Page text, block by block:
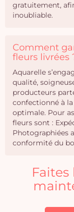
gratuitement,
inoubliable.
Comment
fleurs livrées
Aquarelle
qualité,
producteurs
confectionné à
optimale. Pour
fleurs sont :
Photographiées
conformité du